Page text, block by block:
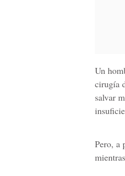
Un
cirugía
salvar
Pero, a